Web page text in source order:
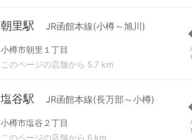
朝里駅 JR函館本線(小樽～旭川)
小樽市朝里１丁目
このページの店舗から 5.7 km
塩谷駅 JR函館本線(長万部～小樽)
小樽市塩谷２丁目
このページの店舗から 6 km